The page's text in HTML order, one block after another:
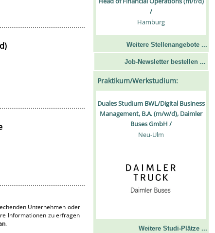
Unternehmen oder
Informationen zu erfragen
.
/
Hamburg
Weitere Stellenangebote ...
Job-Newsletter bestellen ...
Praktikum/Werkstudium:
Duales Studium BWL/Digital Business
Management, B.A. (m/w/d), Daimler
Buses GmbH /
Neu-Ulm
Weitere Studi-Plätze ...